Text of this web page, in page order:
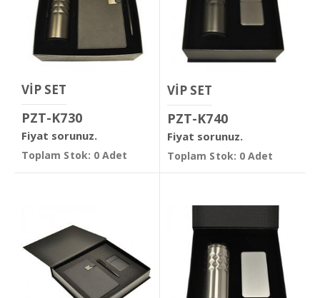
VİP SET
PZT-K730
Fiyat sorunuz.
Toplam Stok: 0 Adet
VİP SET
PZT-K740
Fiyat sorunuz.
Toplam Stok: 0 Adet